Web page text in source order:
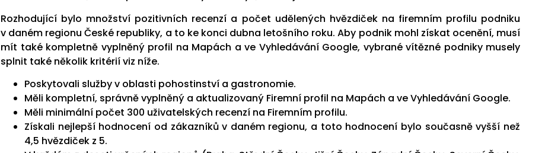
Rozhodující bylo množství pozitivních recenzí a počet udělených hvězdiček na firemním profilu podniku
v daném regionu České republiky, a to ke konci dubna letošního roku. Aby podnik mohl získat ocenění, musí
mít také kompletně vyplněný profil na Mapách a ve Vyhledávání Google, vybrané vítězné podniky musely
splnit také několik kritérií viz níže.
Poskytovali služby v oblasti pohostinství a gastronomie.
Měli kompletní, správně vyplněný a aktualizovaný Firemní profil na Mapách a ve Vyhledávání Google.
Měli minimální počet 300 uživatelských recenzí na Firemním profilu.
Získali nejlepší hodnocení od zákazníků v daném regionu, a toto hodnocení bylo současně vyšší než
4,5 hvězdiček z 5.